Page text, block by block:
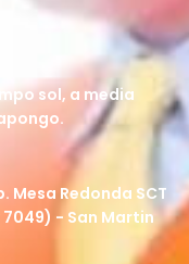
sol, a media
Mesa Redonda SCT
7049) - San Martin